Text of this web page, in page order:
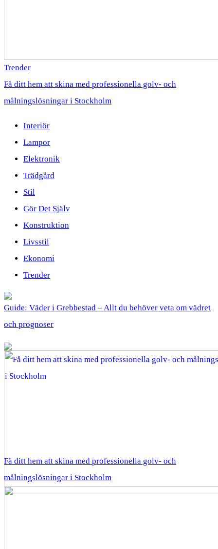
Trender
Få ditt hem att skina med professionella golv- och
målningslösningar i Stockholm
Interiör
Lampor
Elektronik
Trädgård
Stil
Gör Det Själv
Konstruktion
Livsstil
Ekonomi
Trender
Guide: Väder i Grebbestad – Allt du behöver veta om vädret
och prognoser
Få ditt hem att skina med professionella golv- och
målningslösningar i Stockholm